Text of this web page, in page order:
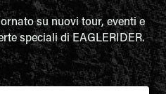
su nuovi tour, eventi e
speciali di EAGLERIDER.